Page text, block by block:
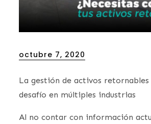
Posted
octubre 7, 2020
La gestión de activos retornables
desafío en múltiples industrias
Al no contar con información